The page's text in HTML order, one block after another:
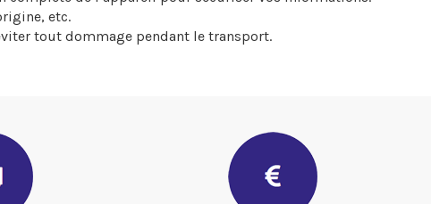
etc.
tout dommage pendant le transport.